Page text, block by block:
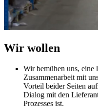
Wir wollen
Wir bemühen uns, eine
Zusammenarbeit mit
Vorteil beider Seiten
Dialog mit den
Prozesses ist.